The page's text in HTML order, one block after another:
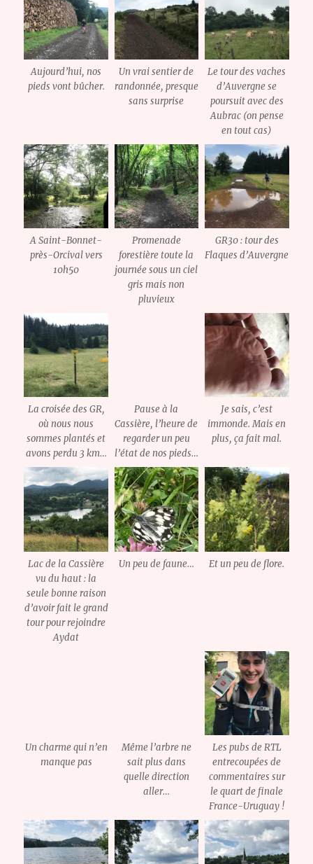
Aujourd’hui, nos
pieds vont bûcher.
Un vrai sentier de
randonnée, presque
sans surprise
Le tour des vaches
d’Auvergne se
poursuit avec des
Aubrac (on pense
en tout cas)
A Saint-Bonnet-
près-Orcival vers
10h50
Promenade
forestière toute la
journée sous un ciel
gris mais non
pluvieux
GR30 : tour des
Flaques d’Auvergne
La croisée des GR,
où nous nous
sommes plantés et
avons perdu 3 km…
Pause à la
Cassière, l’heure de
regarder un peu
l’état de nos pieds…
Je sais, c’est
immonde. Mais en
plus, ça fait mal.
Lac de la Cassière
vu du haut : la
seule bonne raison
d’avoir fait le grand
tour pour rejoindre
Aydat
Un peu de faune… Et un peu de flore.
Un charme qui n’en
manque pas
Même l’arbre ne
sait plus dans
quelle direction
aller…
Les pubs de RTL
entrecoupées de
commentaires sur
le quart de finale
France-Uruguay !